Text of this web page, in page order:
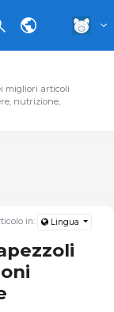
migliori articoli
nutrizione,
in: Lingua